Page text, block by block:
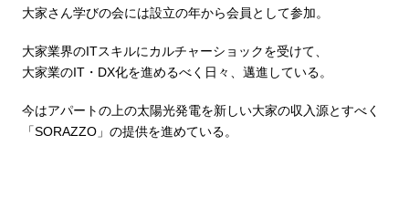
大家さん学びの会には設立の年から会員として参加。
大家業界のITスキルにカルチャーショックを受けて、
大家業のIT・DX化を進めるべく日々、邁進している。
今はアパートの上の太陽光発電を新しい大家の収入源とすべく
「SORAZZO」の提供を進めている。